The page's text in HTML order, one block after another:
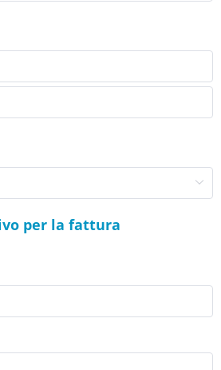
per la fattura